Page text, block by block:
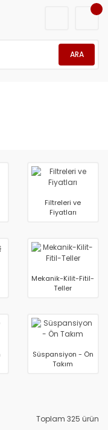
ARA
Filtreleri ve
Fiyatları
Mekanik-Kilit-Fitil-
Teller
Süspansiyon - Ön
Takım
Toplam 325 ürün